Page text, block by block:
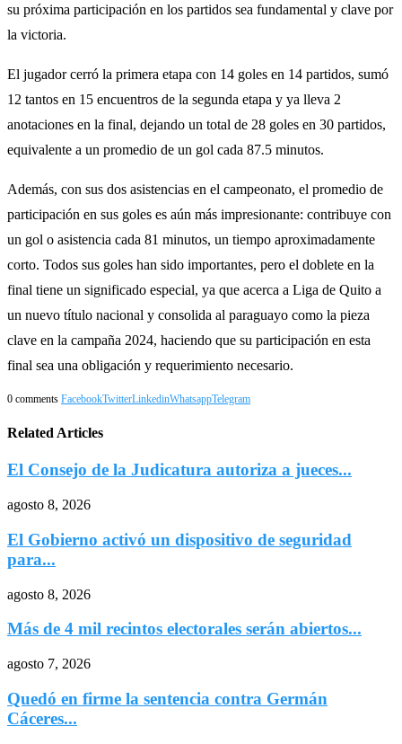
su próxima participación en los partidos sea fundamental y clave por
la victoria.
El jugador cerró la primera etapa con 14 goles en 14 partidos, sumó
12 tantos en 15 encuentros de la segunda etapa y ya lleva 2
anotaciones en la final, dejando un total de 28 goles en 30 partidos,
equivalente a un promedio de un gol cada 87.5 minutos.
Además, con sus dos asistencias en el campeonato, el promedio de
participación en sus goles es aún más impresionante: contribuye con
un gol o asistencia cada 81 minutos, un tiempo aproximadamente
corto. Todos sus goles han sido importantes, pero el doblete en la
final tiene un significado especial, ya que acerca a Liga de Quito a
un nuevo título nacional y consolida al paraguayo como la pieza
clave en la campaña 2024, haciendo que su participación en esta
final sea una obligación y requerimiento necesario.
0 comments FacebookTwitterLinkedinWhatsappTelegram
Related Articles
El Consejo de la Judicatura autoriza a jueces...
agosto 8, 2026
El Gobierno activó un dispositivo de seguridad
para...
agosto 8, 2026
Más de 4 mil recintos electorales serán abiertos...
agosto 7, 2026
Quedó en firme la sentencia contra Germán
Cáceres...